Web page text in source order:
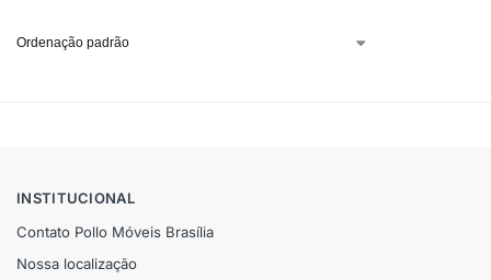
INSTITUCIONAL
Contato Pollo Móveis Brasília
Nossa localização